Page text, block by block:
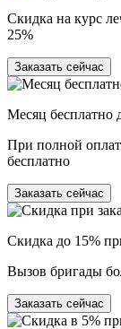
Скидка на курс
25%
Заказать сейчас
Месяц бесплатно
При полной
бесплатно
Заказать сейчас
Скидка до 15%
Вызов бригады
Заказать сейчас